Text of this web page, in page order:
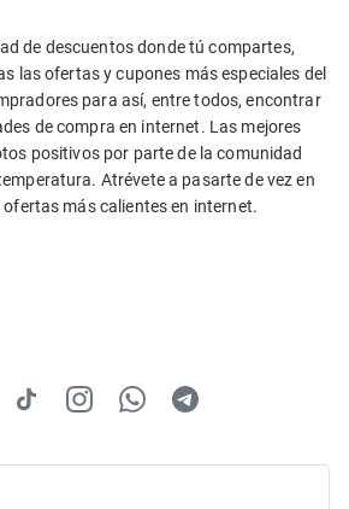
de descuentos donde tú compartes,
las ofertas y cupones más especiales del
para así, entre todos, encontrar
de compra en internet. Las mejores
positivos por parte de la comunidad
Atrévete a pasarte de vez en
más calientes en internet.